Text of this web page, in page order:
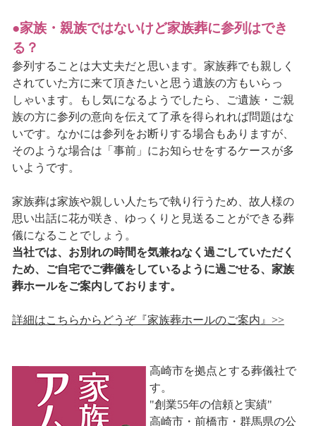
●家族・親族ではないけど家族葬に参列はでき
る？
参列することは大丈夫だと思います。家族葬でも親しく
されていた方に来て頂きたいと思う遺族の方もいらっ
しゃいます。もし気になるようでしたら、ご遺族・ご親
族の方に参列の意向を伝えて了承を得られれば問題はな
いです。なかには参列をお断りする場合もありますが、
そのような場合は「事前」にお知らせをするケースが多
いようです。
家族葬は家族や親しい人たちで執り行うため、故人様の
思い出話に花が咲き、ゆっくりと見送ることができる葬
儀になることでしょう。
当社では、お別れの時間を気兼ねなく過ごしていただく
ため、ご自宅でご葬儀をしているように過ごせる、家族
葬ホールをご案内しております。
詳細はこちらからどうぞ『家族葬ホールのご案内』>>
高崎市を拠点とする葬儀社で
す。
"創業55年の信頼と実績"
高崎市・前橋市・群馬県の公